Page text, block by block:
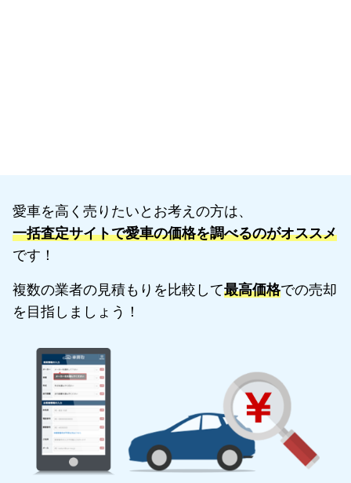
愛車を高く売りたいとお考えの方は、
一括査定サイトで愛車の価格を調べるのがオススメ
です！
複数の業者の見積もりを比較して最高価格での売却
を目指しましょう！